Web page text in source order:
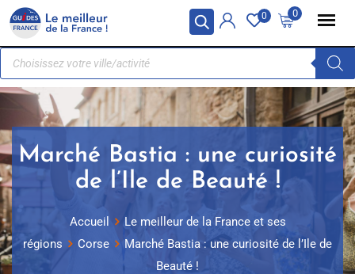
Panneau de gestion des cookies 0
0
Marché Bastia : une curiosité
de l’Ile de Beauté !
Accueil
Le meilleur de la France et ses
régions
Corse
Marché Bastia : une curiosité de l’Ile de
Beauté !